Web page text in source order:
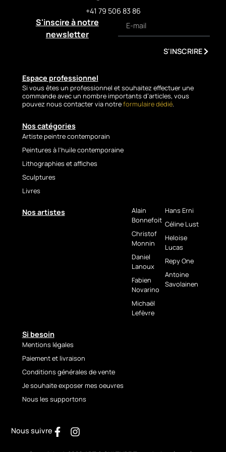
applied with a palette knife
and enhanced with
integrated wood elements,
the artwork stands out
texture. Layer upon layer of
almost mineral coat, rich in
relief and contrast. The use
of wood reinforces the
organic and earthy dimension
painting and natural matter.
tension of the composition.
True to her contemporary
figurative language, Céline
Lust elevates the animal
beyond representation,
transforming it into a symbol
of strength, grounding, and
Le Taureau de Madère
unique artwork, perfectly
Technical
details
+41 79 506 83 86
S'inscire à notre
newsletter
S'INSCRIRE
Nos catégories
Artiste peintre contemporain
Peintures à l'huile contemporaine
Lithographies et affiches
Sculptures
Livres
Nos artistes
Alain
Bonnefoit
Christof
Monnin
Daniel
Lanoux
Fabien
Novarino
Michaël
Lefèvre
Hans Erni
Céline Lust
Heloise
Lucas
Repy One
Antoine
Savolainen
Si besoin
Mentions légales
Paiement et livraison
Conditions générales de vente
Je souhaite exposer mes oeuvres
Nous les supportons
Espace professionnel
Si vous êtes un professionnel et souhaitez effectuer une
commande avec un nombre importants d’articles, vous
pouvez nous contacter via notreformulaire dédié.
Nous suivre